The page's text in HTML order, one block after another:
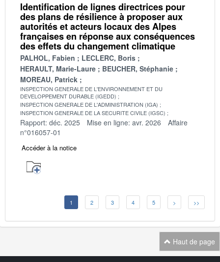
Identification de lignes directrices pour
des plans de résilience à proposer aux
autorités et acteurs locaux des Alpes
françaises en réponse aux conséquences
des effets du changement climatique
PALHOL, Fabien
LECLERC, Boris
HERAULT, Marie-Laure
BEUCHER, Stéphanie
MOREAU, Patrick
INSPECTION GENERALE DE L'ENVIRONNEMENT ET DU
DEVELOPPEMENT DURABLE (IGEDD)
INSPECTION GENERALE DE L'ADMINISTRATION (IGA)
INSPECTION GENERALE DE LA SECURITE CIVILE (IGSC)
Rapport: déc. 2025 Mise en ligne: avr. 2026
Affaire
n°016057-01
Accéder à la notice
1 2 3 4 5 > >>
Haut de page